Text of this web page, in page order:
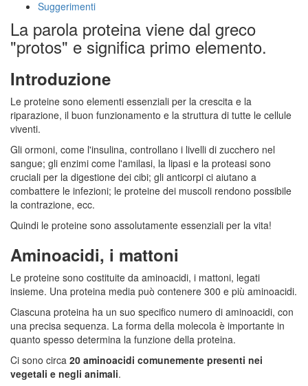
Suggerimenti
La parola proteina viene dal greco
"protos" e significa primo elemento.
Introduzione
Le proteine sono elementi essenziali per la crescita e la
riparazione, il buon funzionamento e la struttura di tutte le cellule
viventi.
Gli ormoni, come l'insulina, controllano i livelli di zucchero nel
sangue; gli enzimi come l'amilasi, la lipasi e la proteasi sono
cruciali per la digestione dei cibi; gli anticorpi ci aiutano a
combattere le infezioni; le proteine dei muscoli rendono possibile
la contrazione, ecc.
Quindi le proteine sono assolutamente essenziali per la vita!
Aminoacidi, i mattoni
Le proteine sono costituite da aminoacidi, i mattoni, legati
insieme. Una proteina media può contenere 300 e più aminoacidi.
Ciascuna proteina ha un suo specifico numero di aminoacidi, con
una precisa sequenza. La forma della molecola è importante in
quanto spesso determina la funzione della proteina.
Ci sono circa 20 aminoacidi comunemente presenti nei
vegetali e negli animali.